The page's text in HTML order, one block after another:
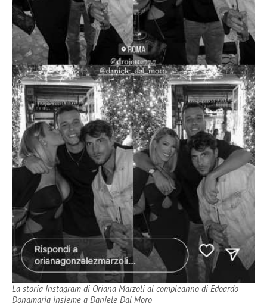
La storia Instagram di Oriana Marzoli al compleanno di Edoardo
Donamaria insieme a Daniele Dal Moro